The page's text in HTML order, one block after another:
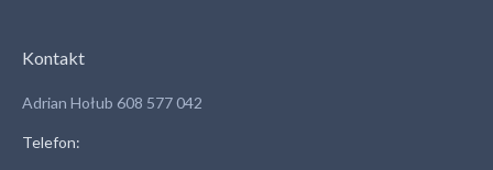
Kontakt
Adrian Hołub 608 577 042
Telefon: